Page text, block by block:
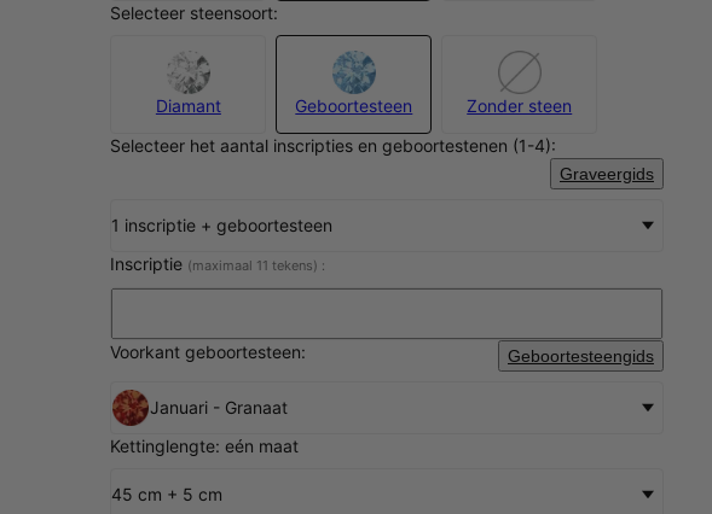
Selecteer steensoort:
Diamant Geboortesteen
Zonder steen
Selecteer het aantal inscripties en geboortestenen (1-4):
Graveergids
1 inscriptie + geboortesteen
Inscriptie (maximaal 11 tekens) :
Voorkant geboortesteen: Geboortesteengids
Januari - Granaat
Kettinglengte: eén maat
45 cm + 5 cm